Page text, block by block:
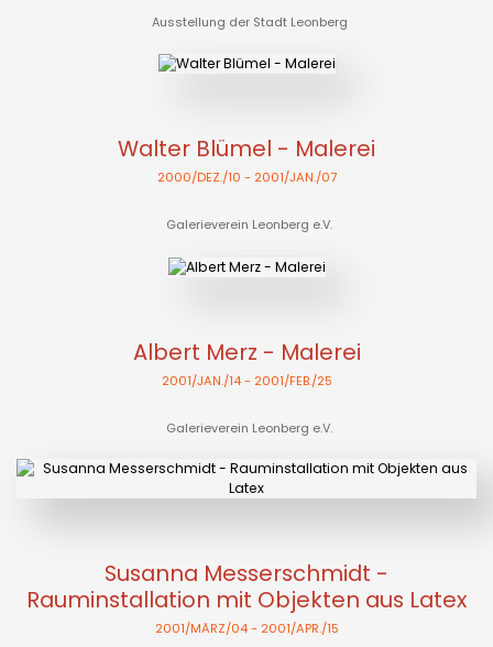
Ausstellung der Stadt Leonberg
Walter Blümel - Malerei
2000/DEZ./10 - 2001/JAN./07
Galerieverein Leonberg e.V.
Albert Merz - Malerei
2001/JAN./14- 2001/FEB./25
Galerieverein Leonberg e.V.
Susanna Messerschmidt -
Rauminstallation mit Objekten aus Latex
2001/MÄRZ/04- 2001/APR./15